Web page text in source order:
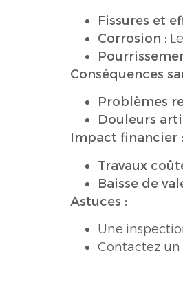
Fissures et
Corrosion :
Conséquences
Problèmes
Douleurs
Impact financier :
Travaux
Baisse de
Astuces :
Une
Contactez un